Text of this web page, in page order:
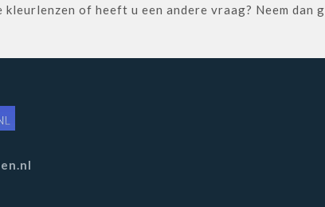
kleurlenzen of heeft u een andere vraag? Neem